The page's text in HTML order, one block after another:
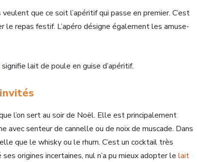
que ce soit l’apéritif qui passe en premier. C’est
le repas festif. L’apéro désigne également les amuse-
signifie lait de poule en guise d’apéritif.
l’on sert au soir de Noël. Elle est principalement
avec senteur de cannelle ou de noix de muscade. Dans
que le whisky ou le rhum. C’est un cocktail très
origines incertaines, nul n’a pu mieux adopter le lait